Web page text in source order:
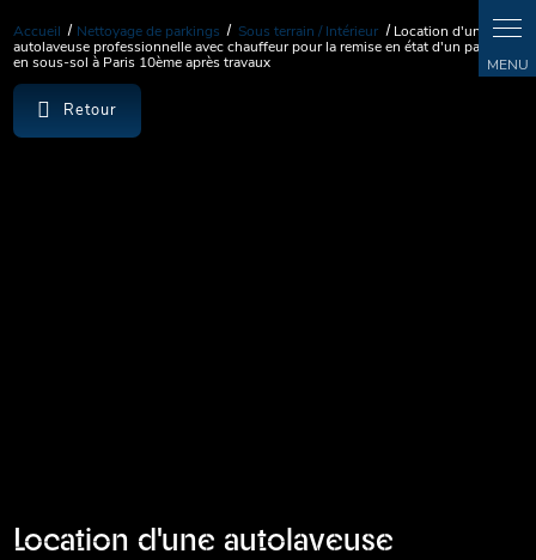
Accueil Nettoyage de parkings Sous terrain / Intérieur
Location d'une
autolaveuse professionnelle avec chauffeur pour la remise en état d'un parking
en sous-sol à Paris 10ème après travaux
Retour
Location d'une autolaveuse